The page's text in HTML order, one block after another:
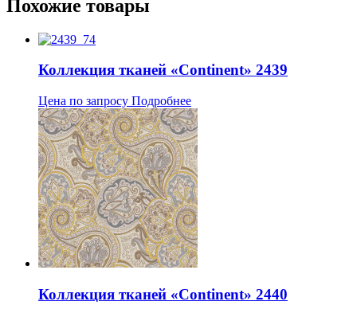
Похожие товары
Коллекция тканей «Continent» 2439
Цена по запросу Подробнее
Коллекция тканей «Continent» 2440